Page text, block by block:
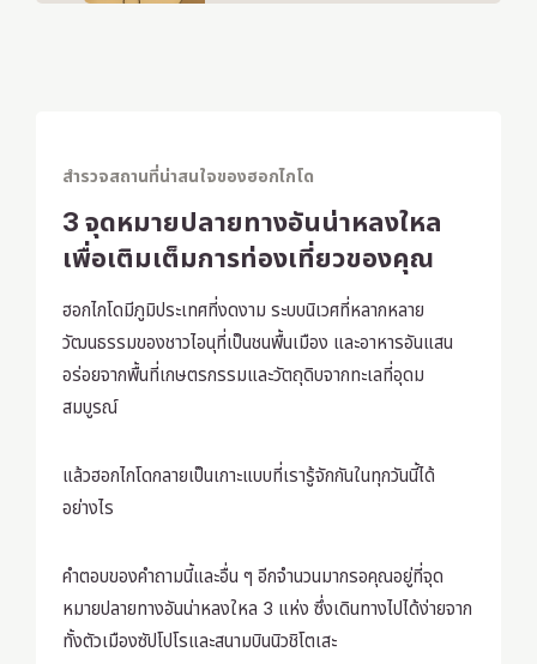
สำรวจสถานที่น่าสนใจของฮอกไกโด
3 จุดหมายปลายทางอันน่าหลงใหล
เพื่อเติมเต็มการท่องเที่ยวของคุณ
ฮอกไกโดมีภูมิประเทศที่งดงาม ระบบนิเวศที่หลากหลาย
วัฒนธรรมของชาวไอนุที่เป็นชนพื้นเมือง และอาหารอันแสน
อร่อยจากพื้นที่เกษตรกรรมและวัตถุดิบจากทะเลที่อุดม
สมบูรณ์
แล้วฮอกไกโดกลายเป็นเกาะแบบที่เรารู้จักกันในทุกวันนี้ได้
อย่างไร
คำตอบของคำถามนี้และอื่น ๆ อีกจำนวนมากรอคุณอยู่ที่จุด
หมายปลายทางอันน่าหลงใหล 3 แห่ง ซึ่งเดินทางไปได้ง่ายจาก
ทั้งตัวเมืองซัปโปโรและสนามบินนิวชิโตเสะ